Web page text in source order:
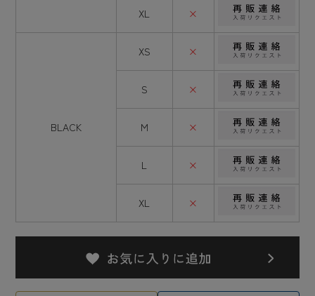
XL ×
BLACK
XS ×
S ×
M ×
L ×
XL ×